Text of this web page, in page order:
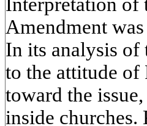
Interpretation of
Amendment
In its analysis of
to the attitude of
toward the
inside churches.